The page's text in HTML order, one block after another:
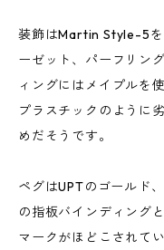
装飾はMartin Style-5を
ーゼット、パーフリン
ィングにはメイプルを
プラスチックのように
めだそうです。
ペグはUPTのゴールド
の指板バインディング
マークがほどこされてい